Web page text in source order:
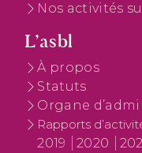
Nos activités
L’asbl
À propos
Statuts
Organe
Rapports
2019
2020